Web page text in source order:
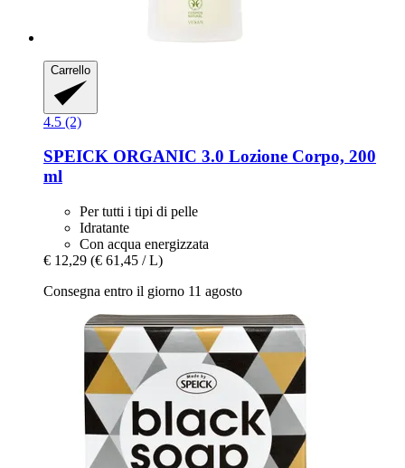
Carrello
4.5 (2)
SPEICK ORGANIC 3.0 Lozione Corpo, 200
ml
Per tutti i tipi di pelle
Idratante
Con acqua energizzata
€ 12,29 (€ 61,45 / L)
Consegna entro il giorno 11 agosto